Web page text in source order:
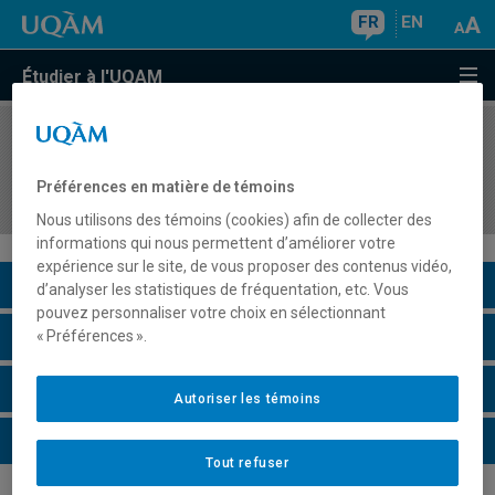
FR EN
Étudier à l'UQAM
COURS//
tourisme
Description du cours
Horaire - Été 2026
Horaire - Automne 2026
Horaire - Hiver 2027
Préférences en matière de témoins
Nous utilisons des témoins (cookies) afin de collecter des
informations qui nous permettent d’améliorer votre
expérience sur le site, de vous proposer des contenus vidéo,
d’analyser les statistiques de fréquentation, etc. Vous
pouvez personnaliser votre choix en sélectionnant
« Préférences ».
Tout refuser
Autoriser les témoins